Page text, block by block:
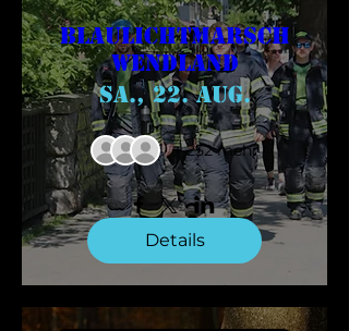
Blaulichtmarsch
Wendland
Sa., 22. Aug.
+ 252 mehr
Details